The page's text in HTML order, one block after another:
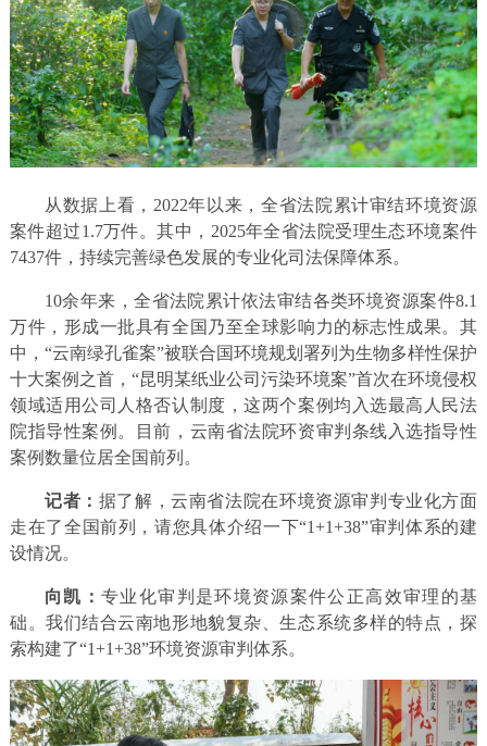
从数据上看，2022年以来，全省法院累计审结环境资源
案件超过1.7万件。其中，2025年全省法院受理生态环境案件
7437件，持续完善绿色发展的专业化司法保障体系。
10余年来，全省法院累计依法审结各类环境资源案件8.1
万件，形成一批具有全国乃至全球影响力的标志性成果。其
中，“云南绿孔雀案”被联合国环境规划署列为生物多样性保护
十大案例之首，“昆明某纸业公司污染环境案”首次在环境侵权
领域适用公司人格否认制度，这两个案例均入选最高人民法
院指导性案例。目前，云南省法院环资审判条线入选指导性
案例数量位居全国前列。
记者： 据了解，云南省法院在环境资源审判专业化方面
走在了全国前列，请您具体介绍一下“1+1+38”审判体系的建
设情况。
向凯：专业化审判是环境资源案件公正高效审理的基
础。我们结合云南地形地貌复杂、生态系统多样的特点，探
索构建了“1+1+38”环境资源审判体系。